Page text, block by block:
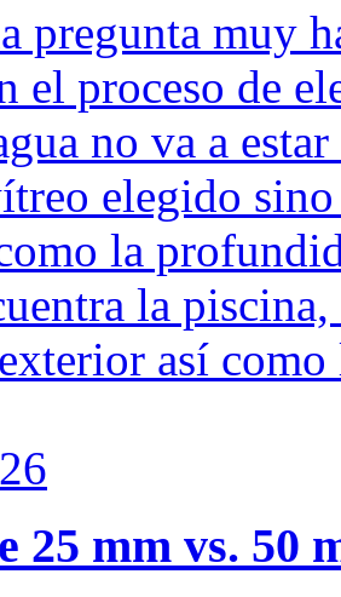
pregunta muy
el proceso de
no va a
elegido
la
la
así
25 mm vs. 50